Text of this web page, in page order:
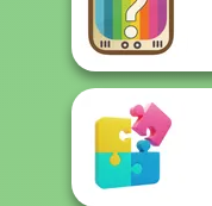
Avenger Guard